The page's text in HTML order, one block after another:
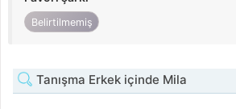
Belirtilmemiş
Tanışma Erkek içinde Mila